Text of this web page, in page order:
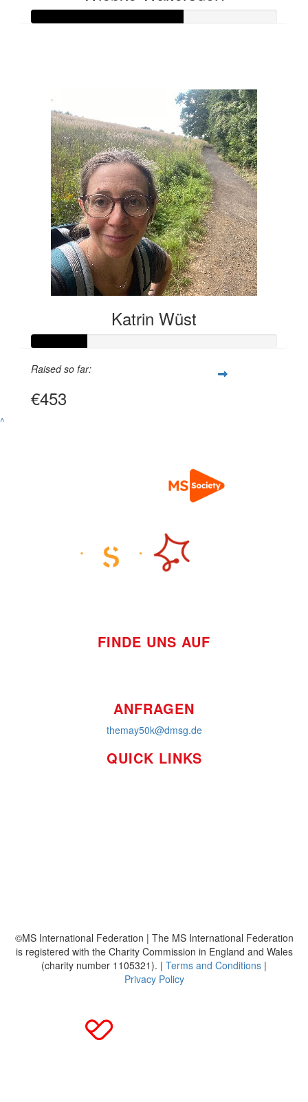
Katrin Wüst
Raised so far:
€453
^
FINDE UNS AUF
ANFRAGEN
themay50k@dmsg.de
QUICK LINKS
©MS International Federation | The MS International Federation
is registered with the Charity Commission in England and Wales
(charity number 1105321). | Terms and Conditions |
Privacy Policy